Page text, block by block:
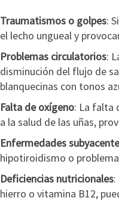
Traumatismos o golpes:
el lecho ungueal y
Problemas circulatorios:
disminución del flujo de
blanquecinas con tonos
Falta de oxígeno: La falta
a la salud de las uñas,
Enfermedades
hipotiroidismo o
Deficiencias nutricionales
hierro o vitamina B12,